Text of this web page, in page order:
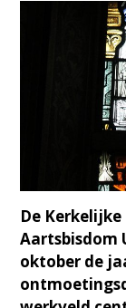
De
Aartsbisdom
oktober de